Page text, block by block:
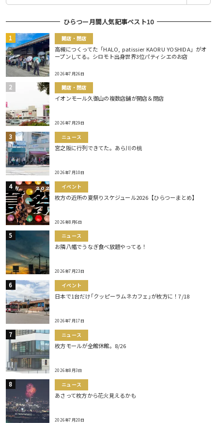
ひらつー月間人気記事ベスト10
開店・閉店
高槻につくってた「HALO, patissier KAORU YOSHIDA」がオ
ープンしてる。シロモト出身世界3位パティシエのお店
2026年7月26日
開店・閉店
イオンモール久御山の複数店舗が開店＆閉店
2026年7月29日
ニュース
宮之阪に行列できてた。あら川の桃
2026年7月10日
イベント
枚方の近所の夏祭りスケジュール2026【ひらつーまとめ】
2026年8月6日
ニュース
お隣八幡でうなぎ食べ放題やってる！
2026年7月23日
イベント
日本で1台だけ｢クッピーラムネカフェ｣が枚方に！7/18
2026年7月17日
ニュース
枚方モールが全館休館。8/26
2026年8月3日
ニュース
あさって枚方から花火見えるかも
2026年7月20日